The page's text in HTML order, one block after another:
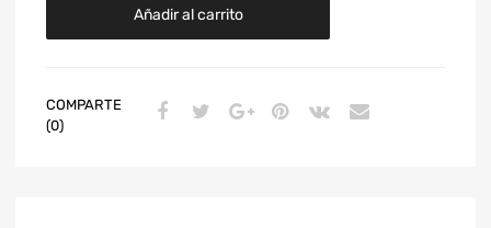
Añadir al carrito
COMPARTE
(0)